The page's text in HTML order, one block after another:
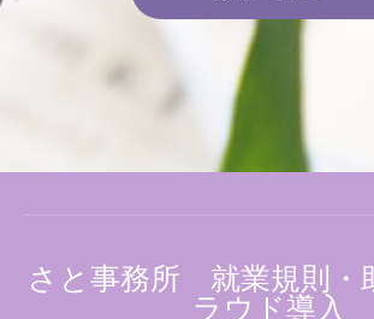
さと事務所 就業規則・
ラウド導入